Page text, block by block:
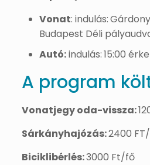
Vonat: indulás:
Budapest Déli
Autó:indulás:15:00
A program
Vonatjegy oda-vissza:
Sárkányhajózás:2400
Biciklibérlés:3000 Ft/fő